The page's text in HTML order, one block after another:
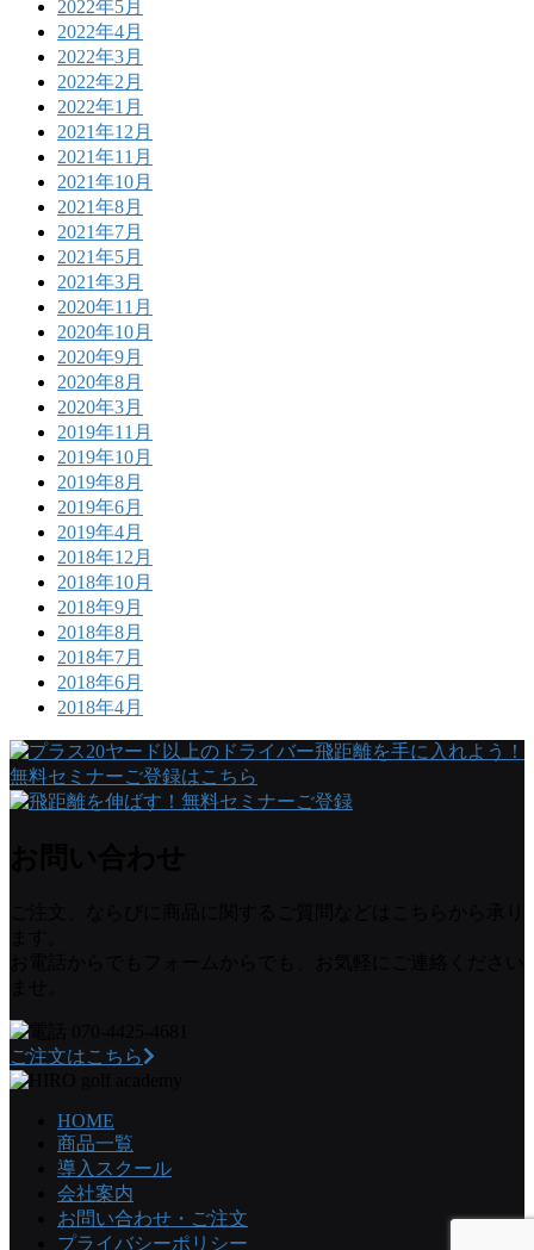
2022年5月
2022年4月
2022年3月
2022年2月
2022年1月
2021年12月
2021年11月
2021年10月
2021年8月
2021年7月
2021年5月
2021年3月
2020年11月
2020年10月
2020年9月
2020年8月
2020年3月
2019年11月
2019年10月
2019年8月
2019年6月
2019年4月
2018年12月
2018年10月
2018年9月
2018年8月
2018年7月
2018年6月
2018年4月
ご注文はこちら
HOME
商品一覧
導入スクール
会社案内
お問い合わせ・ご注文
プライバシーポリシー